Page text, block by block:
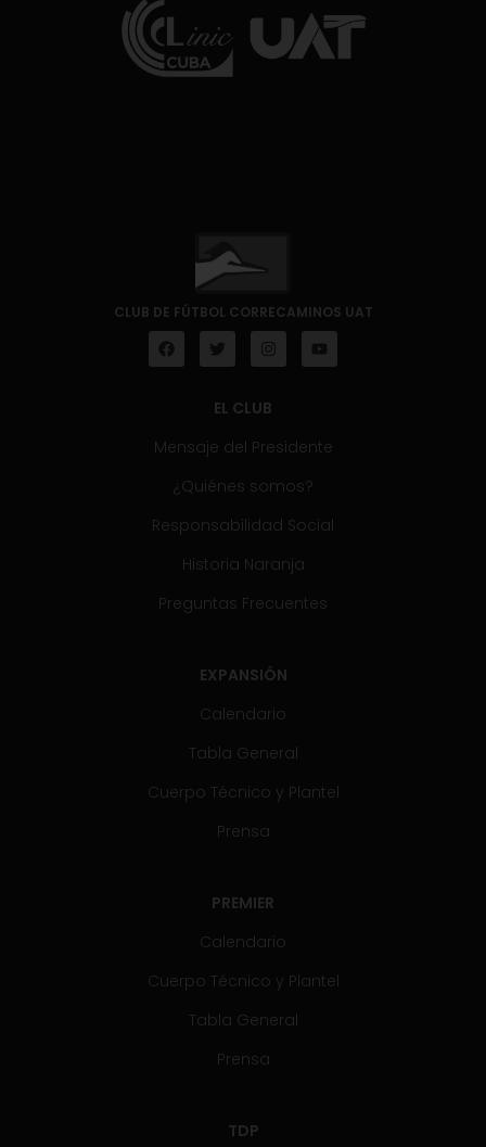
CLUB DE FÚTBOL CORRECAMINOS UAT
EL CLUB
Mensaje del Presidente
¿Quiénes somos?
Responsabilidad Social
Historia Naranja
Preguntas Frecuentes
EXPANSIÓN
Calendario
Tabla General
Cuerpo Técnico y Plantel
Prensa
PREMIER
Calendario
Cuerpo Técnico y Plantel
Tabla General
Prensa
TDP